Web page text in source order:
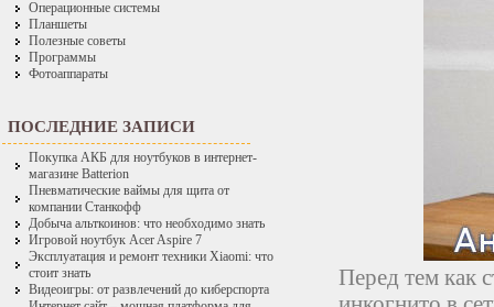
Операционные системы
Планшеты
Полезные советы
Программы
Фотоаппараты
ПОСЛЕДНИЕ ЗАПИСИ
Покупка АКБ для ноутбуков в интернет-
магазине Batterion
Пневматические ваймы для щита от
компании Станкофф
Добыча альткоинов: что необходимо знать
Игровой ноутбук Acer Aspire 7
Эксплуатация и ремонт техники Xiaomi: что
стоит знать
Видеоигры: от развлечений до киберспорта
Перед тем как